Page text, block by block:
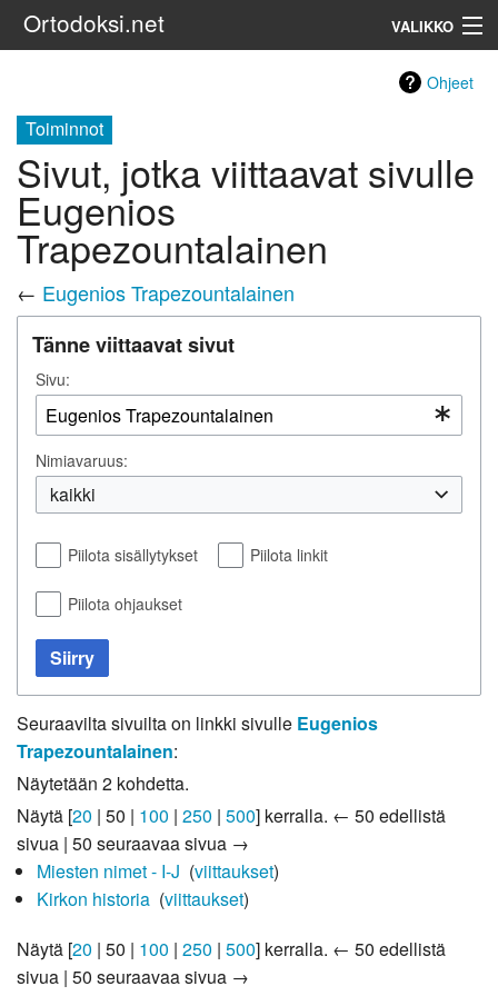
Ortodoksi.net VALIKKO
Ohjeet
Toiminnot
Sivut, jotka viittaavat sivulle
Eugenios
Trapezountalainen
← Eugenios Trapezountalainen
Tänne viittaavat sivut
Sivu:
Nimiavaruus:
kaikki
Piilota sisällytykset Piilota linkit
Piilota ohjaukset
Siirry
Seuraavilta sivuilta on linkki sivulle Eugenios
Trapezountalainen:
Näytetään 2 kohdetta.
Näytä [20 | 50 | 100 | 250 | 500] kerralla. ← 50 edellistä
sivua | 50 seuraavaa sivua →
Miesten nimet - I-J (viittaukset)
Kirkon historia‎ (viittaukset)
Näytä [20 | 50 | 100 | 250 | 500] kerralla. ← 50 edellistä
sivua | 50 seuraavaa sivua →